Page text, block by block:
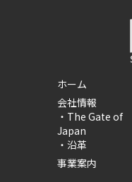
ホーム
会社情報
・ The Gate of
Japan
・沿革
事業案内